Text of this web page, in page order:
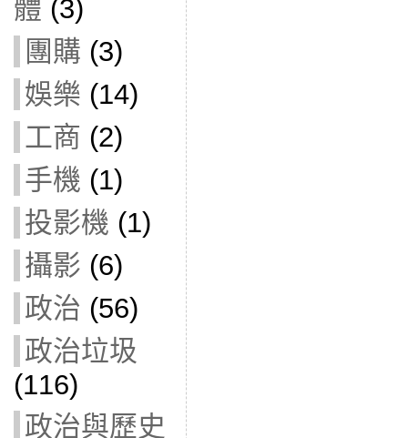
體 (3)
團購 (3)
娛樂 (14)
工商 (2)
手機 (1)
投影機 (1)
攝影 (6)
政治 (56)
政治垃圾
(116)
政治與歷史